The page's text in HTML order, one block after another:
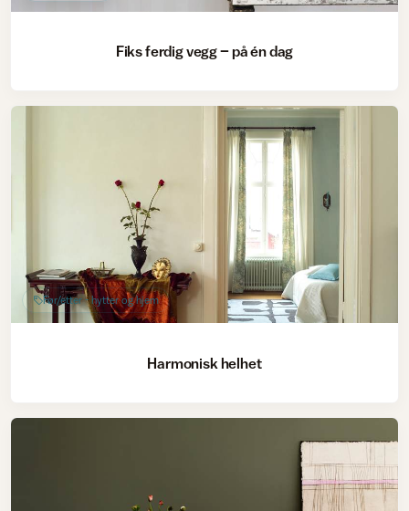
Fiks ferdig vegg – på én dag
Før/etter - hytter og hjem
Harmonisk helhet